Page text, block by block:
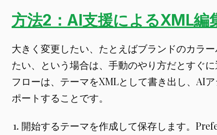
方法2：AI支援によるXML編
大きく変更したい、たとえばブランドのカラ
たい、という場合は、手動のやり方だとすぐ
フローは、テーマをXMLとして書き出し、AI
ポートすることです。
開始するテーマを作成して保存します。